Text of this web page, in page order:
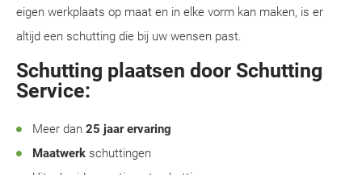
eigen werkplaats op maat en in elke vorm kan maken, is er
altijd een schutting die bij uw wensen past.
Schutting plaatsen door Schutting
Service:
Meer dan 25 jaar ervaring
Maatwerk schuttingen